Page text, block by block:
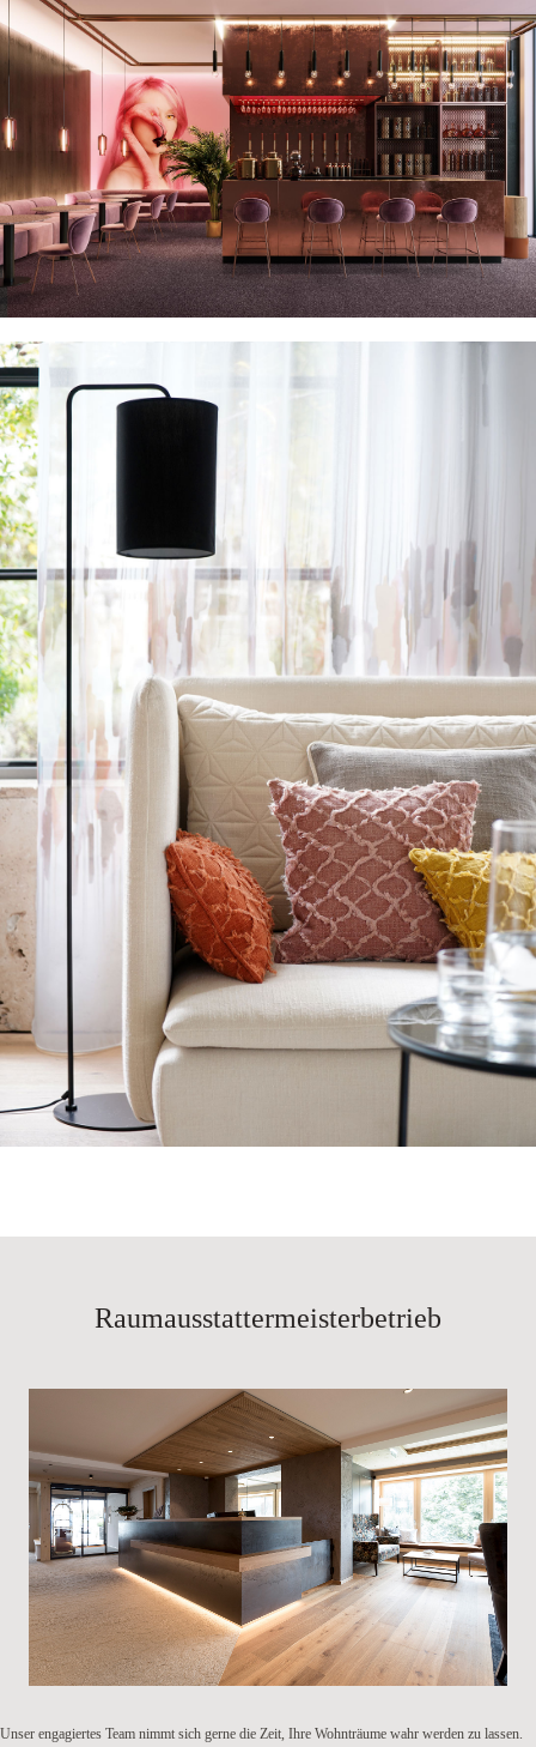
Raumausstattermeisterbetrieb
Unser engagiertes Team nimmt sich gerne die Zeit, Ihre Wohnträume wahr werden zu lassen.